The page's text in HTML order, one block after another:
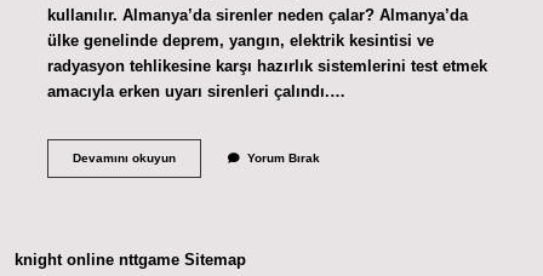
kullanılır. Almanya’da sirenler neden çalar? Almanya’da
ülke genelinde deprem, yangın, elektrik kesintisi ve
radyasyon tehlikesine karşı hazırlık sistemlerini test etmek
amacıyla erken uyarı sirenleri çalındı.…
Devamını okuyunBir
Yorum Bırak
knight online nttgame Sitemap